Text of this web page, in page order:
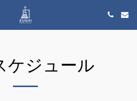
ケジュール